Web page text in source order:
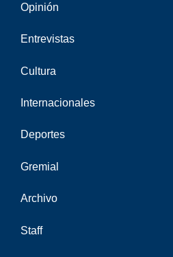
Opinión
Entrevistas
Cultura
Internacionales
Deportes
Gremial
Archivo
Staff